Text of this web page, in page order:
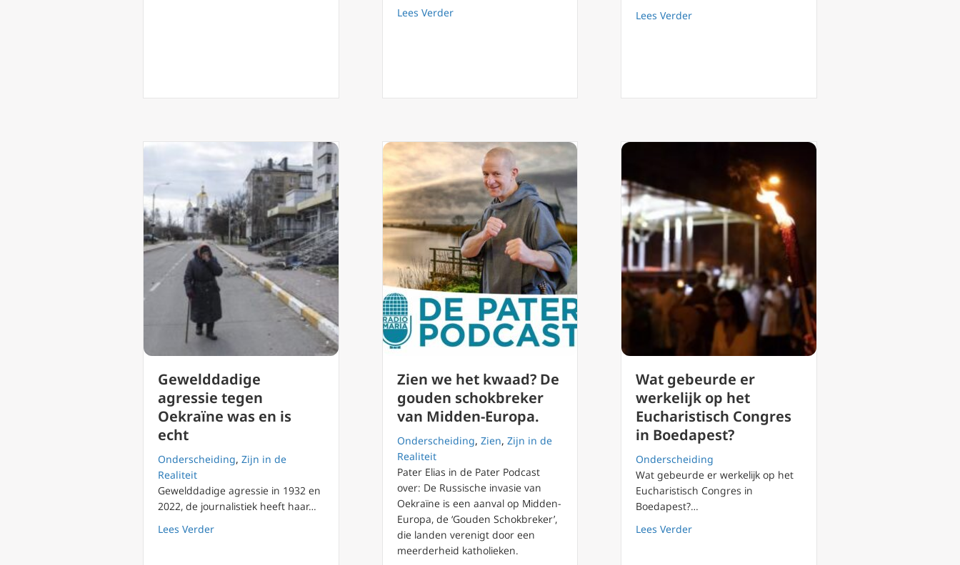
Lees Verderabout Fulton Sheens 4 juli ‘Afhankelijkheidsverklaring’
Lees Verderabout George Weigel over diplomatie van JPII en
Gewelddadige
agressie tegen
Oekraïne was en is
echt
Onderscheiding, Zijn in de
Realiteit
Gewelddadige agressie in 1932 en
2022, de journalistiek heeft haar…
Lees Verderabout Gewelddadige agressie tegen Oekraïne was en is echt
Zien we het kwaad? De
gouden schokbreker
van Midden-Europa.
Onderscheiding, Zien, Zijn in de
Realiteit
Pater Elias in de Pater Podcast
over: De Russische invasie van
Oekraïne is een aanval op Midden-
Europa, de ‘Gouden Schokbreker’,
die landen verenigt door een
meerderheid katholieken.
Wat gebeurde er
werkelijk op het
Eucharistisch Congres
in Boedapest?
Onderscheiding
Wat gebeurde er werkelijk op het
Eucharistisch Congres in
Boedapest?…
Lees Verderabout Wat gebeurde er werkelijk op het Eucharistisch